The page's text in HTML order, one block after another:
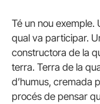
Té un nou exemple.
qual va participar.
constructora de la
terra. Terra de la
d’humus, cremada
procés de pensar